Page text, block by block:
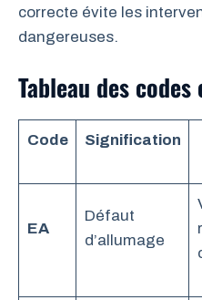
correcte évite les
dangereuses.
Tableau des
Code Signification
EA
Défaut
d’allumage